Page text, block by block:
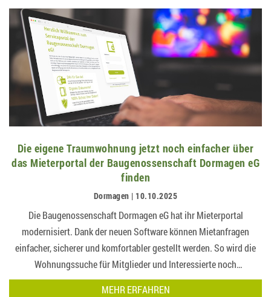
Die eigene Traumwohnung jetzt noch einfacher über
das Mieterportal der Baugenossenschaft Dormagen eG
finden
Dormagen | 10.10.2025
Die Baugenossenschaft Dormagen eG hat ihr Mieterportal
modernisiert. Dank der neuen Software können Mietanfragen
einfacher, sicherer und komfortabler gestellt werden. So wird die
Wohnungssuche für Mitglieder und Interessierte noch
übersichtlicher und effizienter….
MEHR ERFAHREN